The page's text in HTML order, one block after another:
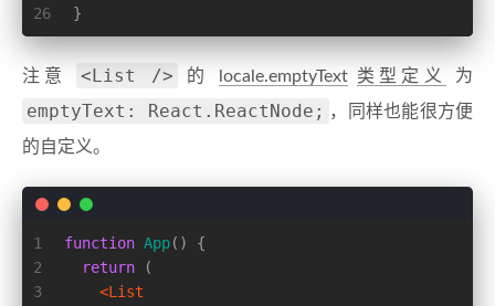
26
}
注意 <List /> 的 locale.emptyText 类型定义 为
emptyText: React.ReactNode;
，同样也能很方便
的自定义。
1
2
3
function App( ) {
return (
<List